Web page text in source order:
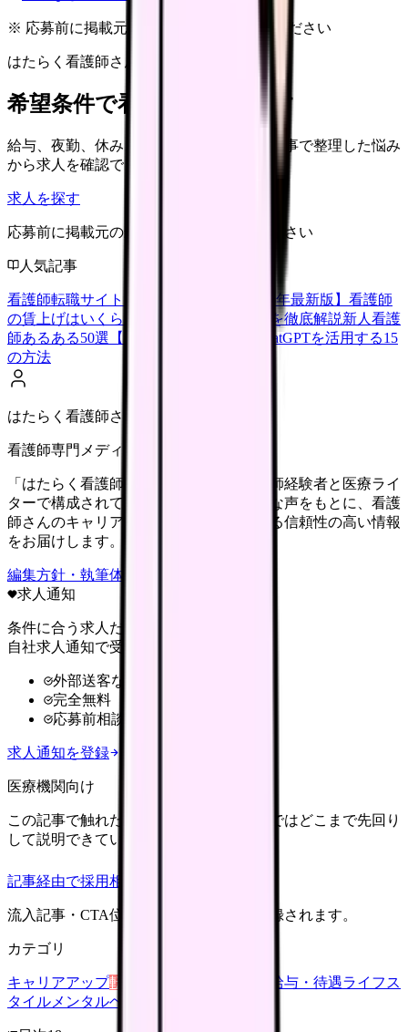
※ 応募前に掲載元の最新情報を確認してください
はたらく看護師さん 求人
希望条件で看護師求人を探す
給与、夜勤、休み、ブランクなど、この記事で整理した悩み
から求人を確認できます。
求人を探す
応募前に掲載元の最新情報を確認してください
人気記事
看護師転職サイトランキングTOP5【2026年最新版】 看護師
の賃上げはいくら？2026年度の最新情報を徹底解説新人看護
師あるある50選【共感必至】
看護師がChatGPTを活用する15
の方法
はたらく看護師さん編集部
看護師専門メディア
「はたらく看護師さん」編集部は、看護師経験者と医療ライ
ターで構成されています。現場のリアルな声をもとに、看護
師さんのキャリア・転職・働き方に関する信頼性の高い情報
をお届けします。
編集方針・執筆体制・監修体制を見る
求人通知
条件に合う求人だけ
自社求人通知で受け取る
外部送客なし
完全無料
応募前相談OK
求人通知を登録
医療機関向け
この記事で触れた不安を、自院の求人票ではどこまで先回り
して説明できていますか？
記事経由で採用相談
流入記事・CTA位置つきで管理画面に記録されます。
カテゴリ
キャリアアップ転職ガイド 給与・待遇ライフス
タイル メンタルヘルス